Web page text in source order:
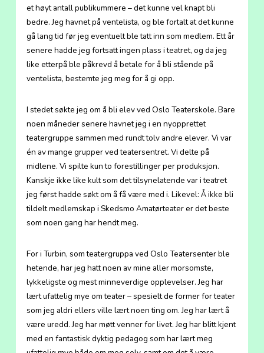
et høyt antall publikummere – det kunne vel knapt bli
bedre. Jeg havnet på ventelista, og ble fortalt at det kunne
gå lang tid før jeg eventuelt ble tatt inn som medlem. Ett år
senere hadde jeg fortsatt ingen plass i teatret, og da jeg
like etterpå ble påkrevd å betale for å bli stående på
ventelista, bestemte jeg meg for å gi opp.
I stedet søkte jeg om å bli elev ved Oslo Teaterskole. Bare
noen måneder senere havnet jeg i en nyopprettet
teatergruppe sammen med rundt tolv andre elever. Vi var
én av mange grupper ved teatersentret. Vi delte på
midlene. Vi spilte kun to forestillinger per produksjon.
Kanskje ikke like kult som det tilsynelatende var i teatret
jeg først hadde søkt om å få være med i. Likevel: Å ikke bli
tildelt medlemskap i Skedsmo Amatørteater er det beste
som noen gang har hendt meg.
For i Turbin, som teatergruppa ved Oslo Teatersenter ble
hetende, har jeg hatt noen av mine aller morsomste,
lykkeligste og mest minneverdige opplevelser. Jeg har
lært ufattelig mye om teater – spesielt de former for teater
som jeg aldri ellers ville lært noen ting om. Jeg har lært å
være uredd. Jeg har møtt venner for livet. Jeg har blitt kjent
med en fantastisk dyktig pedagog som har lært meg